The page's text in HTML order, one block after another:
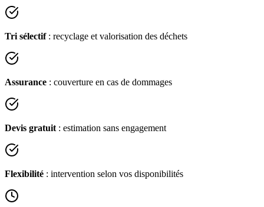
Tri sélectif: recyclage et valorisation des déchets
Assurance : couverture en cas de dommages
Devis gratuit : estimation sans engagement
Flexibilité : intervention selon vos disponibilités